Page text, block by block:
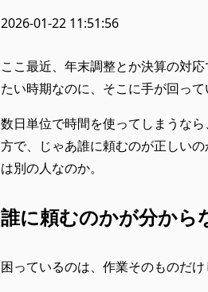
2026-01-22 11:51:56
ここ最近、年末調整とか決算の対
たい時期なのに、そこに手が回って
数日単位で時間を使ってしまうな
方で、じゃあ誰に頼むのが正しい
は別の人なのか。
誰に頼むのかが分から
困っているのは、作業そのものだ